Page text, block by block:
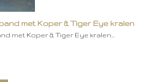
met Koper & Tiger Eye kralen
met Koper & Tiger Eye kralen…